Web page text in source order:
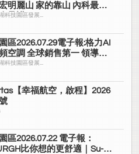
明麗山 家的靠山 內科最高
承諾
科技園區發展...
區2026.07.29電子報:格力AI
空調 全球銷售第一 領導品
科技園區發展...
【幸福航空，啟程】2026
區2026.07.22 電子報：
比你想的更舒適｜Su-Si